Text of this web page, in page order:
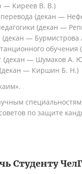
— Киреев В. В.)
перевода (декан —
(декан —
(декан — Бурмистрова
(декан — Шумаков А.
(декан — Киршин Б. Н.)
по защите
Студенту